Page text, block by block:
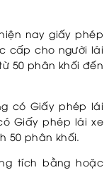
nay giấy phép
cấp cho người lái
50 phân khối đến
có Giấy phép lái
Giấy phép lái xe
50 phân khối.
tích bằng hoặc